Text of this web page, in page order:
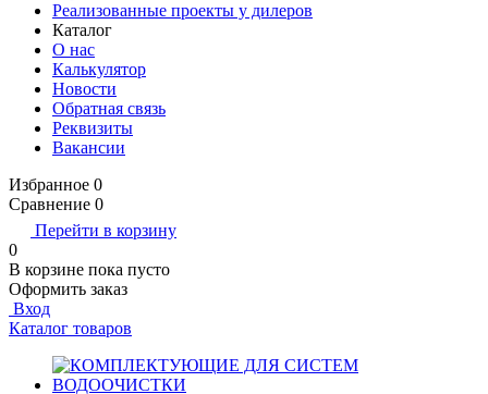
Реализованные проекты у дилеров
Каталог
О нас
Калькулятор
Новости
Обратная связь
Реквизиты
Вакансии
Избранное 0
Сравнение 0
Перейти в корзину
0
В корзине пока пусто
Оформить заказ
Вход
Каталог товаров